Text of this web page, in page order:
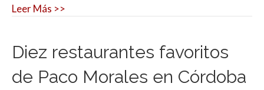
Leer Más >>
Diez restaurantes favoritos
de Paco Morales en Córdoba